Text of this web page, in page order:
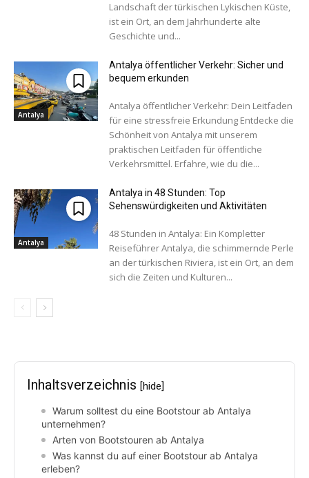
Landschaft der türkischen Lykischen Küste,
ist ein Ort, an dem Jahrhunderte alte
Geschichte und...
Antalya
Antalya öffentlicher Verkehr: Sicher und
bequem erkunden
Antalya öffentlicher Verkehr: Dein Leitfaden
für eine stressfreie Erkundung Entdecke die
Schönheit von Antalya mit unserem
praktischen Leitfaden für öffentliche
Verkehrsmittel. Erfahre, wie du die...
Antalya
Antalya in 48 Stunden: Top
Sehenswürdigkeiten und Aktivitäten
48 Stunden in Antalya: Ein Kompletter
Reiseführer Antalya, die schimmernde Perle
an der türkischen Riviera, ist ein Ort, an dem
sich die Zeiten und Kulturen...
Inhaltsverzeichnis [hide]
Warum solltest du eine Bootstour ab Antalya
unternehmen?
Arten von Bootstouren ab Antalya
Was kannst du auf einer Bootstour ab Antalya
erleben?